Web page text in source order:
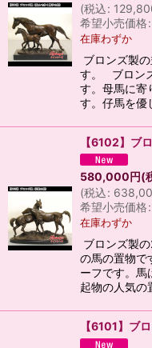
(税込:
希望小売価格:
在庫わずか
ブロンズ製
す。 ブロン
す。母馬に寄
す。仔馬を優
【6102】ブ
580,000円(
(税込:
希望小売価格:
在庫わずか
ブロンズ製
の馬の置物で
ーフです。馬
起物の人気
【6101】ブ